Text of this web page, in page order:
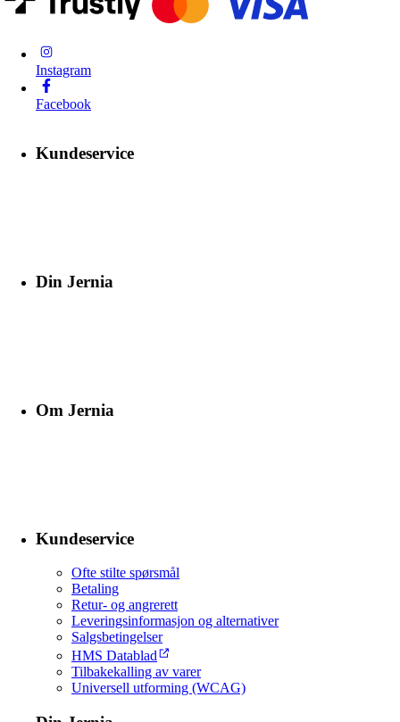
Instagram
Facebook
Kundeservice
Din Jernia
Om Jernia
Kundeservice
Ofte stilte spørsmål
Betaling
Retur- og angrerett
Leveringsinformasjon og alternativer
Salgsbetingelser
HMS Datablad
Tilbakekalling av varer
Universell utforming (WCAG)